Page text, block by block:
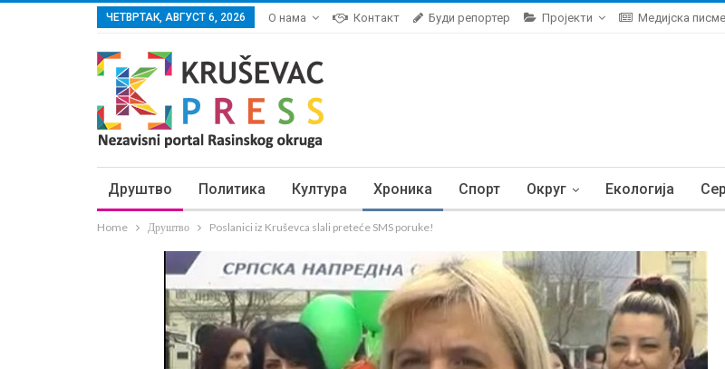
ЧЕТВРТАК, АВГУСТ 6, 2026 О нама Контакт Буди репортер Пројекти Медијска
Друштво Политика Култура Хроника Спорт Округ Екологија
Home Друштво Poslanici iz Kruševca slali preteće SMS poruke!